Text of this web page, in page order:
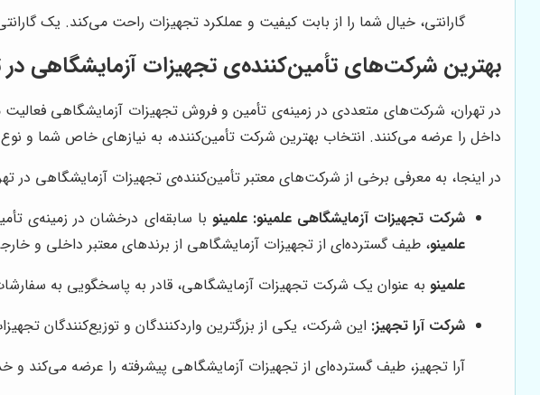
گارانتی، خیال شما را از بابت کیفیت و عملکرد تجهیزات راحت می‌کند. یک
بهترین شرکت‌های تأمین‌کننده‌ی تجهیزات آزمایشگاهی در
در تهران، شرکت‌های متعددی در زمینه‌ی تأمین و فروش تجهیزات آزمایشگاهی فعالیت
داخل را عرضه می‌کنند. انتخاب بهترین شرکت تأمین‌کننده، به نیازهای خاص شما و نوع
در اینجا، به معرفی برخی از شرکت‌های معتبر تأمین‌کننده‌ی تجهیزات آزمایشگاهی در
شرکت تجهیزات آزمایشگاهی علمینو: علمینو با سابقه‌ای درخشان در زمینه‌ی
علمینو، طیف گسترده‌ای از تجهیزات آزمایشگاهی از برندهای معتبر داخلی و
علمینوبه عنوان یک شرکت تجهیزات آزمایشگاهی، قادر به پاسخگویی به
شرکت آرا تجهیز: این شرکت، یکی از بزرگترین واردکنندگان و توزیع‌کنندگان
آرا تجهیز، طیف گسترده‌ای از تجهیزات آزمایشگاهی پیشرفته را عرضه می‌کند